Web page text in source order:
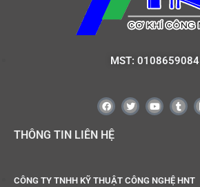
MST: 0108659084
THÔNG TIN LIÊN HỆ
CÔNG TY TNHH KỸ THUẬT CÔNG NGHỆ HNT